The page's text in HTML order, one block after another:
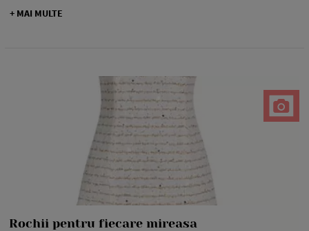
+ MAI MULTE
Rochii pentru fiecare mireasa